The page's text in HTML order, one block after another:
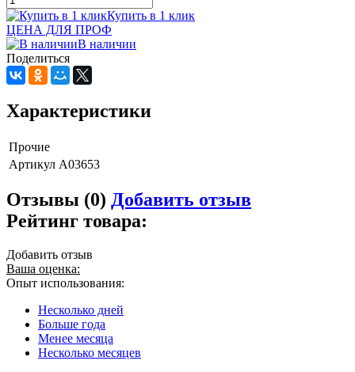
Купить в 1 клик
ЦЕНА ДЛЯ ПРОФ
В наличии
Поделиться
Характеристики
Прочие
Артикул A03653
Отзывы (0) Добавить отзыв
Рейтинг товара:
Добавить отзыв
Ваша оценка:
Опыт использования:
Несколько дней
Больше года
Менее месяца
Несколько месяцев